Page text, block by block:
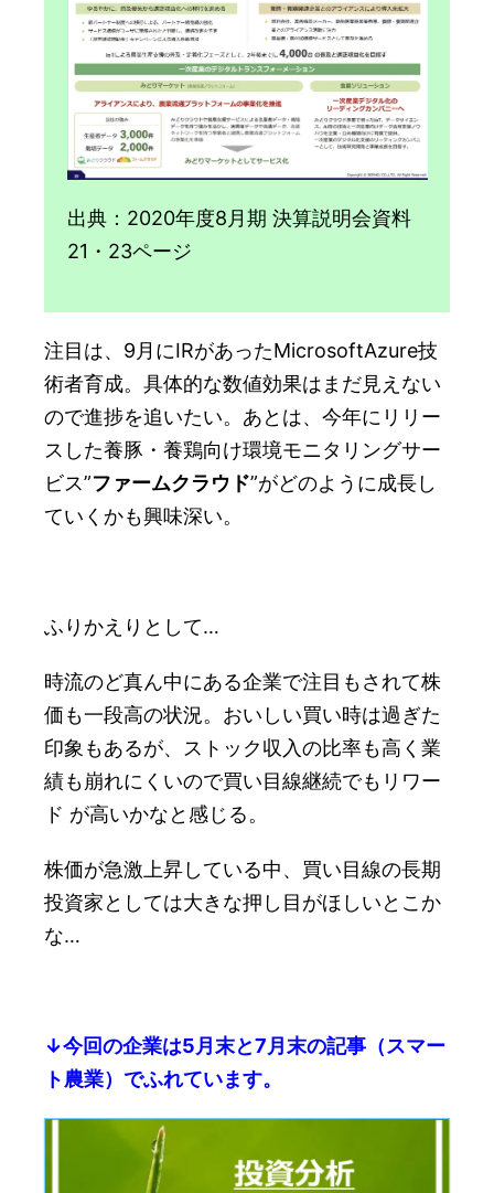
出典：2020年度8月期 決算説明会資料
21・23ページ
注目は、9月にIRがあったMicrosoftAzure技
術者育成。具体的な数値効果はまだ見えない
ので進捗を追いたい。あとは、今年にリリー
スした養豚・養鶏向け環境モニタリングサー
ビス”ファームクラウド”がどのように成長し
ていくかも興味深い。
ふりかえりとして…
時流のど真ん中にある企業で注目もされて株
価も一段高の状況。おいしい買い時は過ぎた
印象もあるが、ストック収入の比率も高く業
績も崩れにくいので買い目線継続でもリワー
ド が高いかなと感じる。
株価が急激上昇している中、買い目線の長期
投資家としては大きな押し目がほしいとこか
な…
↓今回の企業は5月末と7月末の記事（スマー
ト農業）でふれています。